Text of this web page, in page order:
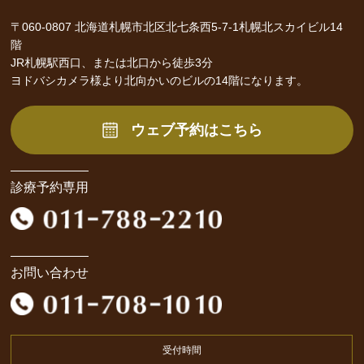
〒060-0807 北海道札幌市北区北七条西5-7-1札幌北スカイビル14
階
JR札幌駅西口、または北口から徒歩3分
ヨドバシカメラ様より北向かいのビルの14階になります。
ウェブ予約はこちら
診療予約専用
お問い合わせ
受付時間